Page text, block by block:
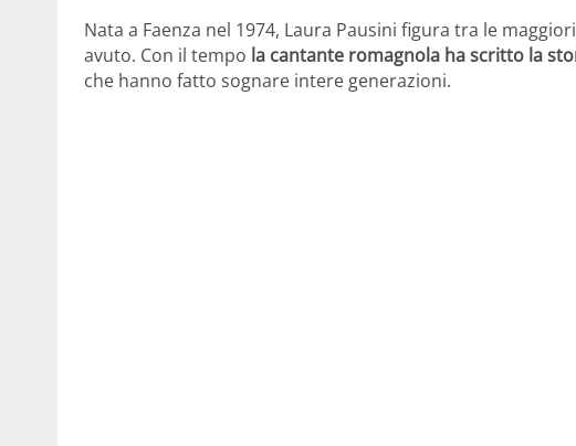
Nata a Faenza nel 1974, Laura Pausini figura tra le
avuto. Con il tempo la cantante romagnola ha scritto la
che hanno fatto sognare intere generazioni.